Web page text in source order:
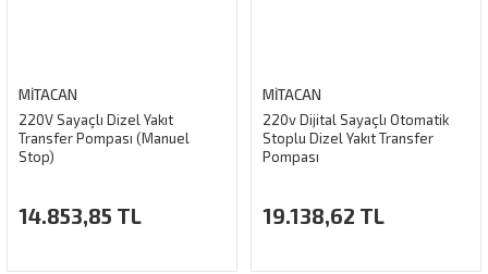
MİTACAN
220V Sayaçlı Dizel Yakıt
Transfer Pompası (Manuel
Stop)
14.853,85 TL
MİTACAN
220v Dijital Sayaçlı Otomatik
Stoplu Dizel Yakıt Transfer
Pompası
19.138,62 TL